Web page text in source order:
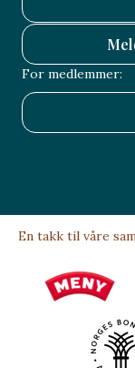
For medlemmer:
En takk til våre